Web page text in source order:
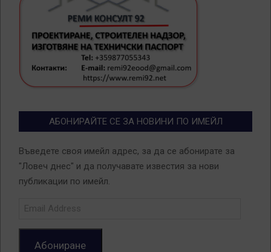
АБОНИРАЙТЕ СЕ ЗА НОВИНИ ПО ИМЕЙЛ
Въведете своя имейл адрес, за да се абонирате за
"Ловеч днес" и да получавате известия за нови
публикации по имейл.
Абониране